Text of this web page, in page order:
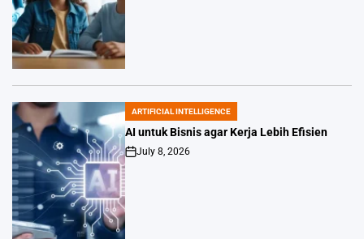
POSTED
IN
ARTIFICIAL INTELLIGENCE
AI untuk Bisnis agar Kerja Lebih Efisien
Post
Date
July 8, 2026